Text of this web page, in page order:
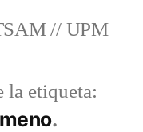
// UPM
etiqueta: